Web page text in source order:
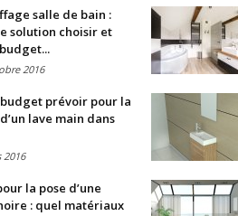
salle de bain :
solution choisir et
2016
prévoir pour la
lave main dans
2016
la pose d’une
: quel matériaux